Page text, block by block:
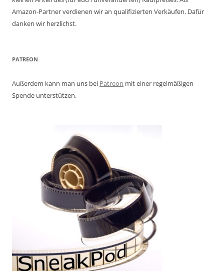
Amazon-Partner verdienen wir an qualifizierten Verkäufen. Dafür
danken wir herzlichst.
PATREON
Außerdem kann man uns bei Patreon mit einer regelmäßigen
Spende unterstützen.